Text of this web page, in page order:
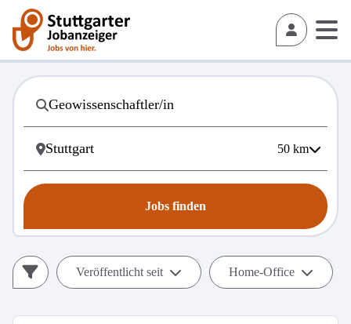
50 km
Jobs finden
Veröffentlicht seit Home-Office